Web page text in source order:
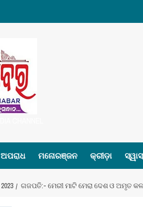
ଅପରାଧ ମନୋରଞ୍ଜନ କ୍ରୀଡ଼ା
2023 ଗଜପତି:- ମେରୀ ମାଟି ମେରା ଦେଶ ଓ ଅମୃତ